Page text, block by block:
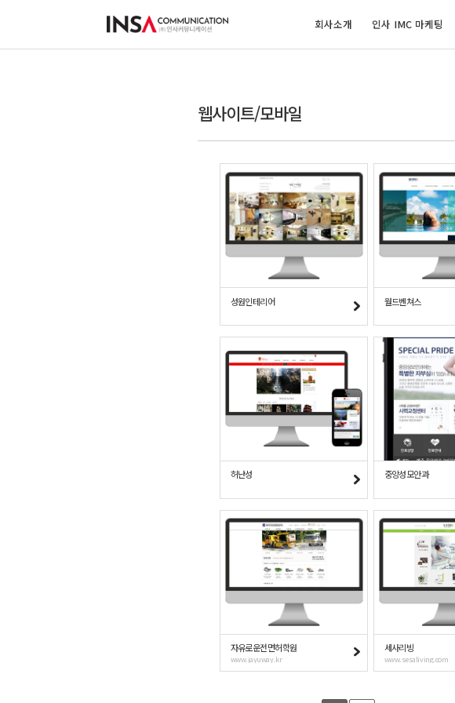
회사소개 인사 IMC 마케팅
웹사이트/모바일
성원인테리어 월드벤쳐스
허난성 중앙성모안과
자유로운전면허학원
www.jayuway.kr
세사리빙
www.sesaliving.com